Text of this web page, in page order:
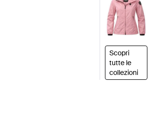
Scopri
tutte le
collezioni